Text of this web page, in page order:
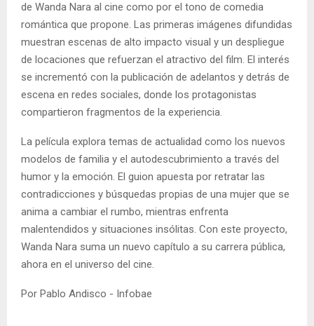
de Wanda Nara al cine como por el tono de comedia
romántica que propone. Las primeras imágenes difundidas
muestran escenas de alto impacto visual y un despliegue
de locaciones que refuerzan el atractivo del film. El interés
se incrementó con la publicación de adelantos y detrás de
escena en redes sociales, donde los protagonistas
compartieron fragmentos de la experiencia.
La película explora temas de actualidad como los nuevos
modelos de familia y el autodescubrimiento a través del
humor y la emoción. El guion apuesta por retratar las
contradicciones y búsquedas propias de una mujer que se
anima a cambiar el rumbo, mientras enfrenta
malentendidos y situaciones insólitas. Con este proyecto,
Wanda Nara suma un nuevo capítulo a su carrera pública,
ahora en el universo del cine.
Por Pablo Andisco - Infobae